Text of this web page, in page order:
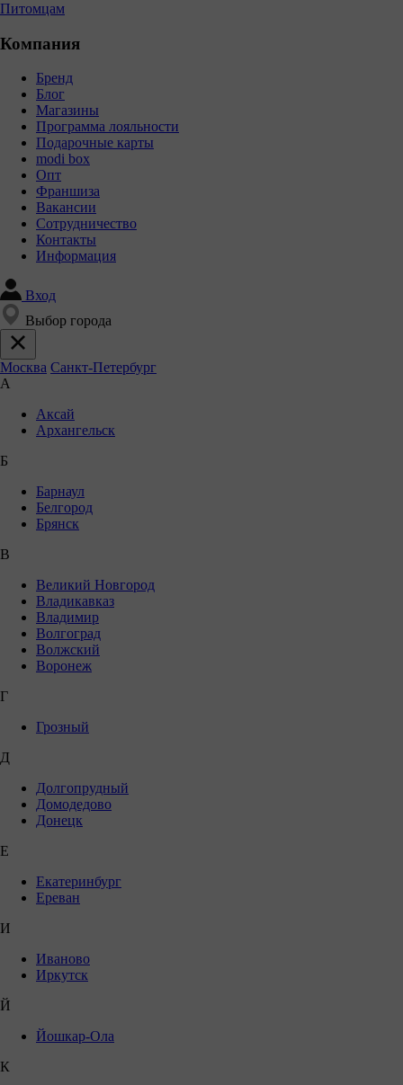
Питомцам
Компания
Бренд
Блог
Магазины
Программа лояльности
Подарочные карты
modi box
Опт
Франшиза
Вакансии
Сотрудничество
Контакты
Информация
Вход
Выбор города
Москва Санкт-Петербург
А
Аксай
Архангельск
Б
Барнаул
Белгород
Брянск
В
Великий Новгород
Владикавказ
Владимир
Волгоград
Волжский
Воронеж
Г
Грозный
Д
Долгопрудный
Домодедово
Донецк
Е
Екатеринбург
Ереван
И
Иваново
Иркутск
Й
Йошкар-Ола
К